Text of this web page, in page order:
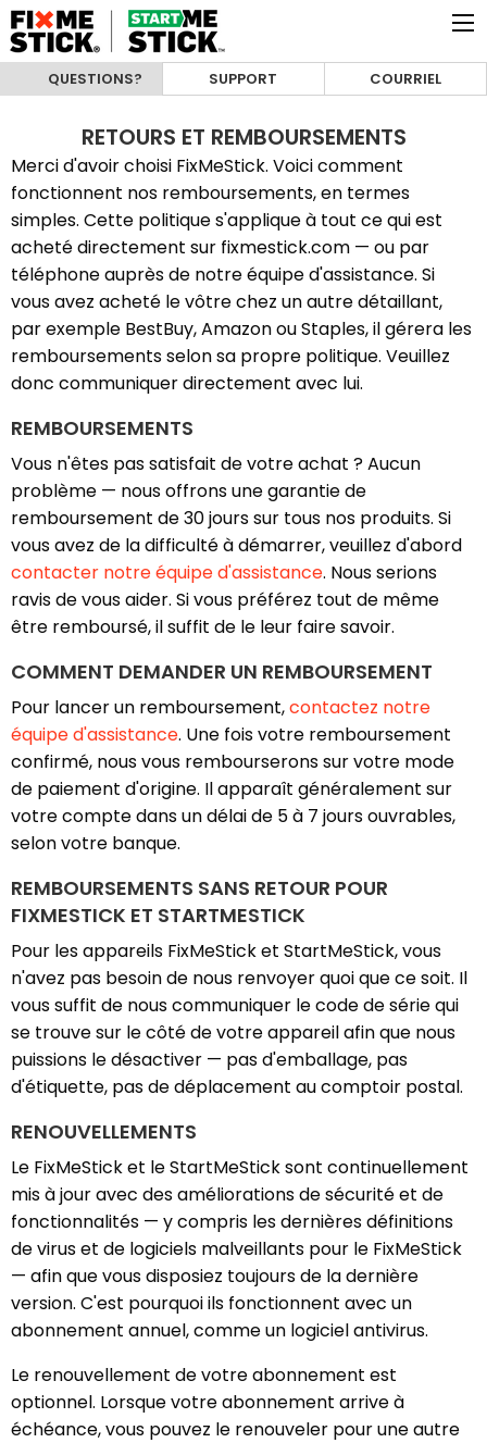
QUESTIONS? SUPPORT COURRIEL
RETOURS ET REMBOURSEMENTS
Merci d'avoir choisi FixMeStick. Voici comment
fonctionnent nos remboursements, en termes
simples. Cette politique s'applique à tout ce qui est
acheté directement sur fixmestick.com — ou par
téléphone auprès de notre équipe d'assistance. Si
vous avez acheté le vôtre chez un autre détaillant,
par exemple BestBuy, Amazon ou Staples, il gérera les
remboursements selon sa propre politique. Veuillez
donc communiquer directement avec lui.
REMBOURSEMENTS
Vous n'êtes pas satisfait de votre achat ? Aucun
problème — nous offrons une garantie de
remboursement de 30 jours sur tous nos produits. Si
vous avez de la difficulté à démarrer, veuillez d'abord
contacter notre équipe d'assistance. Nous serions
ravis de vous aider. Si vous préférez tout de même
être remboursé, il suffit de le leur faire savoir.
COMMENT DEMANDER UN REMBOURSEMENT
Pour lancer un remboursement,contactez notre
équipe d'assistance. Une fois votre remboursement
confirmé, nous vous rembourserons sur votre mode
de paiement d'origine. Il apparaît généralement sur
votre compte dans un délai de 5 à 7 jours ouvrables,
selon votre banque.
REMBOURSEMENTS SANS RETOUR POUR
FIXMESTICK ET STARTMESTICK
Pour les appareils FixMeStick et StartMeStick, vous
n'avez pas besoin de nous renvoyer quoi que ce soit. Il
vous suffit de nous communiquer le code de série qui
se trouve sur le côté de votre appareil afin que nous
puissions le désactiver — pas d'emballage, pas
d'étiquette, pas de déplacement au comptoir postal.
RENOUVELLEMENTS
Le FixMeStick et le StartMeStick sont continuellement
mis à jour avec des améliorations de sécurité et de
fonctionnalités — y compris les dernières définitions
de virus et de logiciels malveillants pour le FixMeStick
— afin que vous disposiez toujours de la dernière
version. C'est pourquoi ils fonctionnent avec un
abonnement annuel, comme un logiciel antivirus.
Le renouvellement de votre abonnement est
optionnel. Lorsque votre abonnement arrive à
échéance, vous pouvez le renouveler pour une autre